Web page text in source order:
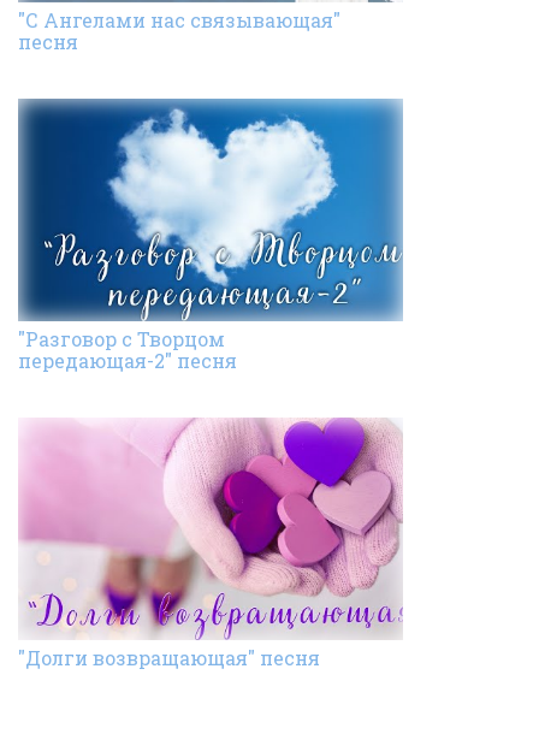
"С Ангелами нас связывающая"
песня
"Разговор с Творцом
передающая-2" песня
"Долги возвращающая" песня